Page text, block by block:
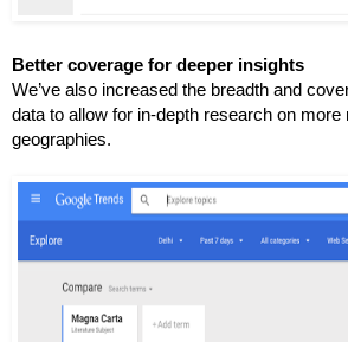
Better coverage for deeper insights
We’ve also increased the breadth and
data to allow for in-depth research on
geographies.